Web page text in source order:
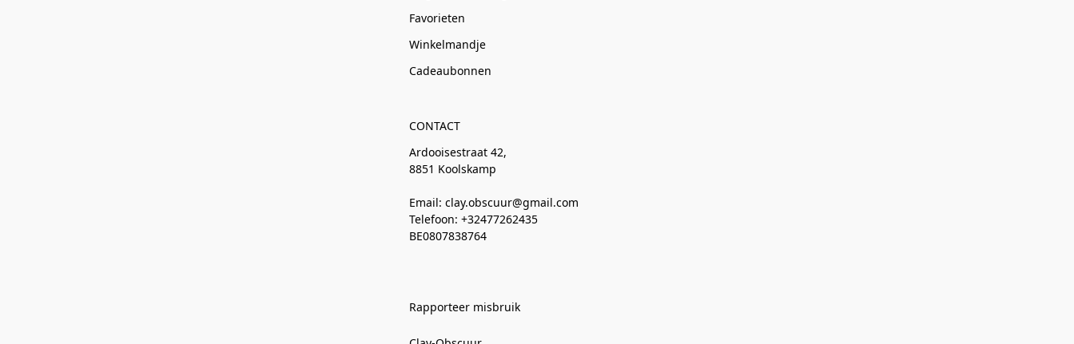
Favorieten
Winkelmandje
Cadeaubonnen
CONTACT
Ardooisestraat 42,
8851 Koolskamp
Email: clay.obscuur@gmail.com
Telefoon: +32477262435
BE0807838764
Rapporteer misbruik